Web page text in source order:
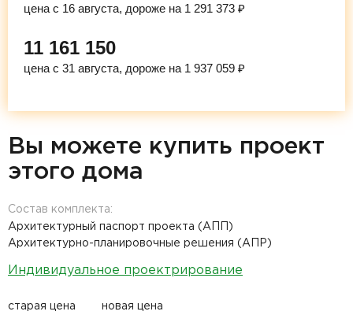
цена с 16 августа, дороже на 1 291 373 ₽
11 161 150
цена с 31 августа, дороже на 1 937 059 ₽
Вы можете купить проект
этого дома
Состав комплекта:
Архитектурный паспорт проекта (АПП)
Архитектурно-планировочные решения (АПР)
Индивидуальное проектрирование
старая цена новая цена